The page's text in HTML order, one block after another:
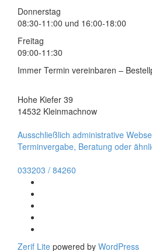
Donnerstag
08:30-11:00 und 16:00-18:00
Freitag
09:00-11:30
Immer Termin vereinbaren –
Hohe Kiefer 39
14532 Kleinmachnow
Ausschließlich administrative
Terminvergabe, Beratung oder
033203 / 84260
Zerif Lite powered by WordPress